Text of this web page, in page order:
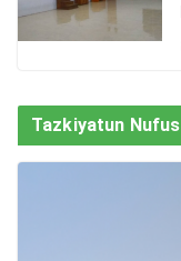
Tazkiyatun Nufus